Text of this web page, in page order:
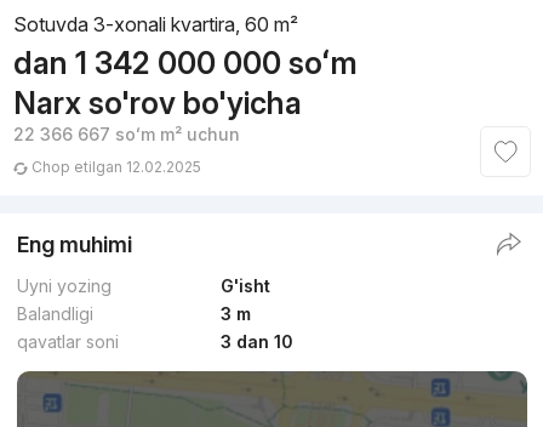
Sotuvda 3-xonali kvartira, 60 m²
dan 1 342 000 000 soʻm
Narx so'rov bo'yicha
22 366 667 soʻmm² uchun
Chop etilgan 12.02.2025
Eng muhimi
Uyni yozing
G'isht
Balandligi
3 m
qavatlar soni
3 dan 10